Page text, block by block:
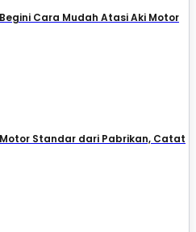
Cara Mudah Atasi Aki Motor
Standar dari Pabrikan, Catat